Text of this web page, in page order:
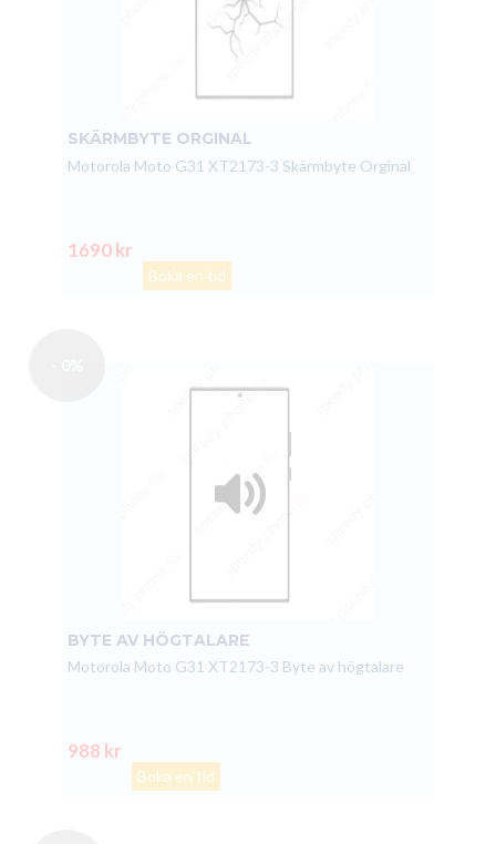
SKÄRMBYTE ORGINAL
Motorola Moto G31 XT2173-3 Skärmbyte Orginal
1690 kr
Boka en tid
BYTE AV HÖGTALARE
Motorola Moto G31 XT2173-3 Byte av högtalare
988 kr
Boka en tid